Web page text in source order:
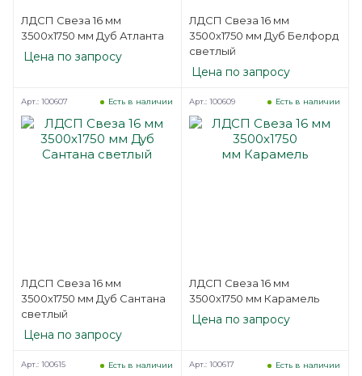
ЛДСП Свеза 16 мм
3500х1750 мм Дуб Атланта
Цена по запросу
ЛДСП Свеза 16 мм
3500х1750 мм Дуб Белфорд
светлый
Цена по запросу
ЛДСП Свеза 16 мм
3500х1750 мм Дуб Сантана
светлый
Есть в наличии
Арт.: 100607
Цена по запросу
ЛДСП Свеза 16 мм
3500х1750 мм Карамель
Есть в наличии
Арт.: 100609
Цена по запросу
Есть в наличии
Арт.: 100615 Есть в наличии
Арт.: 100617